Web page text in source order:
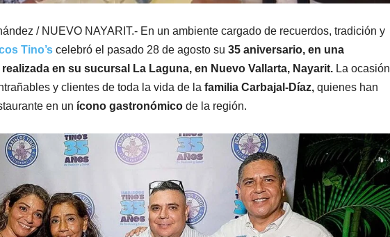
/ NUEVO NAYARIT.- En un ambiente cargado de recuerdos, tradición y
Tino’s celebró el pasado 28 de agosto su 35 aniversario, en una
en su sucursal La Laguna, en Nuevo Vallarta, Nayarit. La ocasión
y clientes de toda la vida de la familia Carbajal-Díaz, quienes han
en un ícono gastronómico de la región.